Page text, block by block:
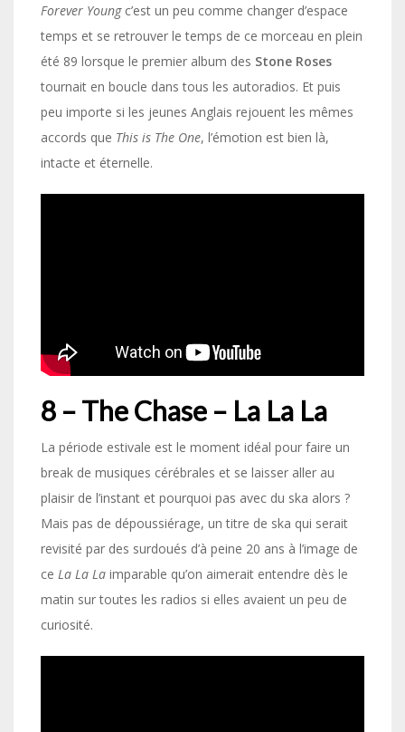
Forever Youngc’est un peu comme changer d’espace
temps et se retrouver le temps de ce morceau en plein
été 89 lorsque le premier album des Stone Roses
tournait en boucle dans tous les autoradios. Et puis
peu importe si les jeunes Anglais rejouent les mêmes
accords que This is The One, l’émotion est bien là,
intacte et éternelle.
8 – The Chase – La La La
La période estivale est le moment idéal pour faire un
break de musiques cérébrales et se laisser aller au
plaisir de l’instant et pourquoi pas avec du ska alors ?
Mais pas de dépoussiérage, un titre de ska qui serait
revisité par des surdoués d’à peine 20 ans à l’image de
ce La La La imparable qu’on aimerait entendre dès le
matin sur toutes les radios si elles avaient un peu de
curiosité.